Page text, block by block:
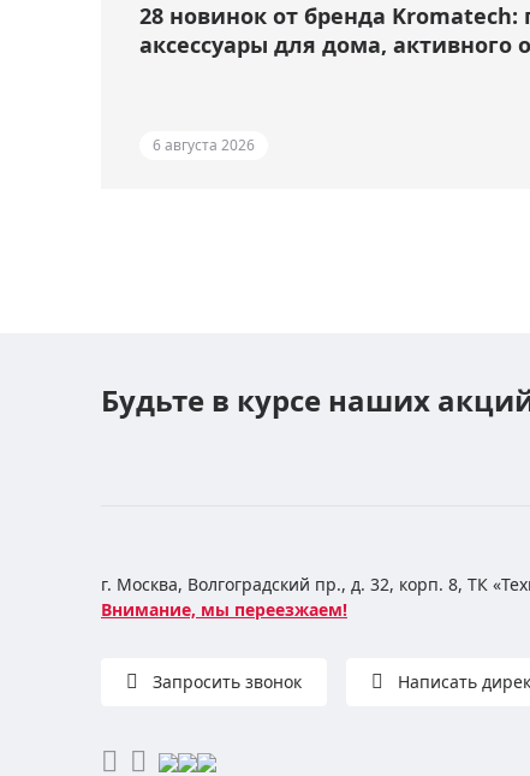
28 новинок от бренда Kromatech:
аксессуары для дома, активного
6 августа 2026
Будьте в курсе наших
г. Москва, Волгоградский пр., д. 32, корп. 8, ТК
Внимание, мы переезжаем!
Запросить звонок Написать